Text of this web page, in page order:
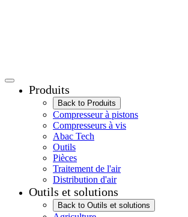
Produits
Back to Produits
Compresseur à pistons
Compresseurs à vis
Abac Tech
Outils
Pièces
Traitement de l'air
Distribution d'air
Outils et solutions
Back to Outils et solutions